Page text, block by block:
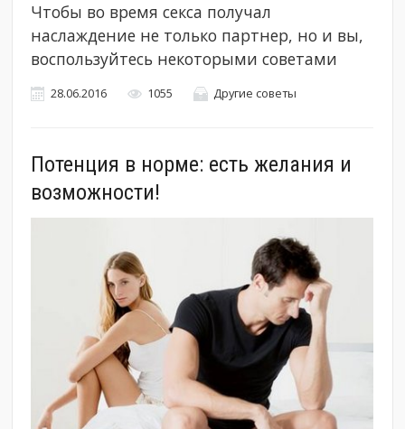
Чтобы во время секса получал
наслаждение не только партнер, но и вы,
воспользуйтесь некоторыми советами
28.06.2016 1055 Другие советы
Потенция в норме: есть желания и
возможности!